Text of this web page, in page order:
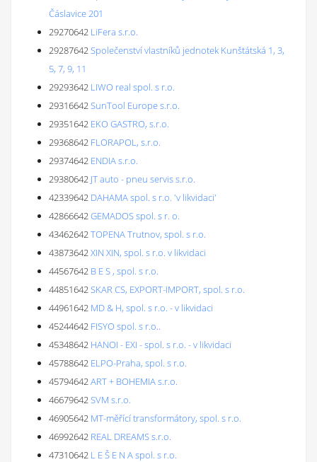
Čáslavice 201
29270642 LiFera s.r.o.
29287642Společenství vlastníků jednotek Kunštátská 1, 3,
5, 7, 9, 11
29293642 LIWO real spol. s r.o.
29316642SunTool Europe s.r.o.
29351642 EKO GASTRO, s.r.o.
29368642 FLORAPOL, s.r.o.
29374642 ENDIA s.r.o.
29380642 JT auto - pneu servis s.r.o.
42339642 DAHAMA spol. s r.o. 'v likvidaci'
42866642GEMADOS spol. s r. o.
43462642TOPENA Trutnov, spol. s r.o.
43873642XIN XIN, spol. s r.o. v likvidaci
44567642 B E S , spol. s r.o.
44851642SKAR CS, EXPORT-IMPORT, spol. s r.o.
44961642 MD & H, spol. s r.o. - v likvidaci
45244642 FISYO spol. s r.o..
45348642 HANOI - EXI - spol. s r.o. - v likvidaci
45788642 ELPO-Praha, spol. s r.o.
45794642ART + BOHEMIA s.r.o.
46679642SVM s.r.o.
46905642 MT-měřící transformátory, spol. s r.o.
46992642 REAL DREAMS s.r.o.
47310642 L E Š E N A spol. s r.o.